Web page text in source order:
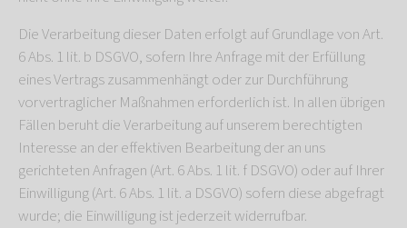
Die Verarbeitung dieser Daten erfolgt auf Grundlage von Art.
6 Abs. 1 lit. b DSGVO, sofern Ihre Anfrage mit der Erfüllung
eines Vertrags zusammenhängt oder zur Durchführung
vorvertraglicher Maßnahmen erforderlich ist. In allen übrigen
Fällen beruht die Verarbeitung auf unserem berechtigten
Interesse an der effektiven Bearbeitung der an uns
gerichteten Anfragen (Art. 6 Abs. 1 lit. f DSGVO) oder auf Ihrer
Einwilligung (Art. 6 Abs. 1 lit. a DSGVO) sofern diese abgefragt
wurde; die Einwilligung ist jederzeit widerrufbar.